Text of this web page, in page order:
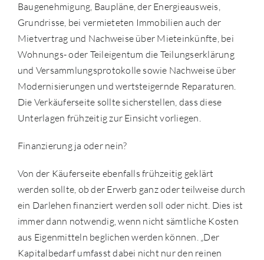
Baugenehmigung, Baupläne, der Energieausweis,
Grundrisse, bei vermieteten Immobilien auch der
Mietvertrag und Nachweise über Mieteinkünfte, bei
Wohnungs- oder Teileigentum die Teilungserklärung
und Versammlungsprotokolle sowie Nachweise über
Modernisierungen und wertsteigernde Reparaturen.
Die Verkäuferseite sollte sicherstellen, dass diese
Unterlagen frühzeitig zur Einsicht vorliegen.
Finanzierung ja oder nein?
Von der Käuferseite ebenfalls frühzeitig geklärt
werden sollte, ob der Erwerb ganz oder teilweise durch
ein Darlehen finanziert werden soll oder nicht. Dies ist
immer dann notwendig, wenn nicht sämtliche Kosten
aus Eigenmitteln beglichen werden können. „Der
Kapitalbedarf umfasst dabei nicht nur den reinen